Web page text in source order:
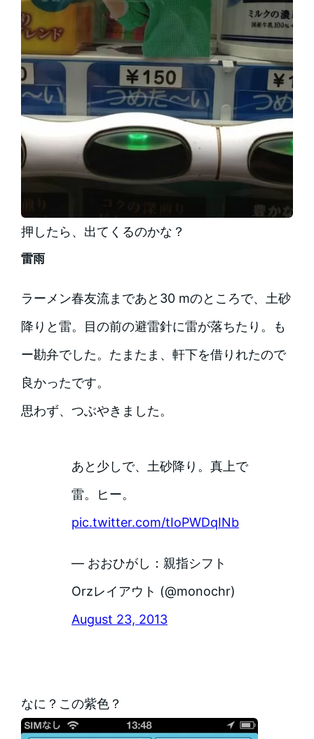
押したら、出てくるのかな？
雷雨
ラーメン春友流まであと30 mのところで、土砂
降りと雷。目の前の避雷針に雷が落ちたり。も
ー勘弁でした。たまたま、軒下を借りれたので
良かったです。
思わず、つぶやきました。
あと少しで、土砂降り。真上で
雷。ヒー。
pic.twitter.com/tIoPWDqINb
— おおひがし：親指シフト
Orzレイアウト (@monochr)
August 23, 2013
なに？この紫色？